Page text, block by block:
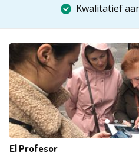
Kwalitatief
El Profesor